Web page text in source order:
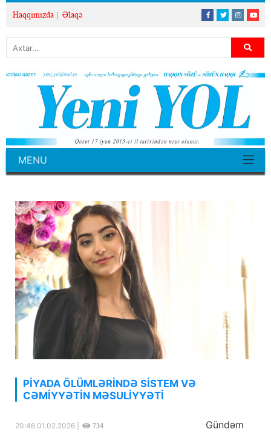
Haqqımızda Əlaqə
MENU
PİYADA ÖLÜMLƏRİNDƏ SİSTEM VƏ
CƏMİYYƏTİN MƏSULİYYƏTİ
20:46 01.02.2026 | 734 Gündəm